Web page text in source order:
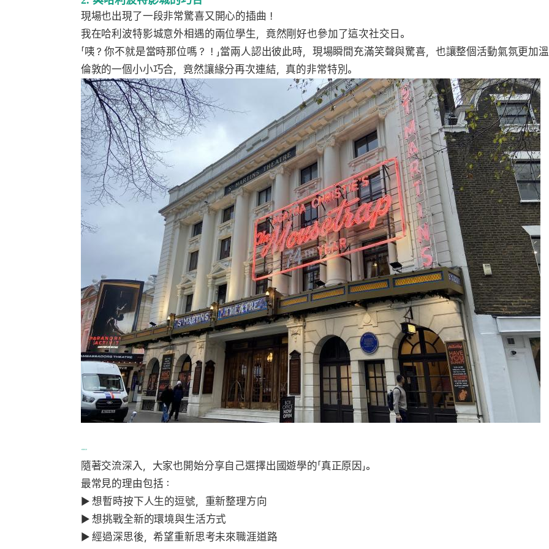
現場也出現了一段非常驚喜又開心的插曲！
我在哈利波特影城意外相遇的兩位學生，竟然剛好也參加了這次社交日。
「咦？你不就是當時那位嗎？！」當兩人認出彼此時，現場瞬間充滿笑聲與驚喜，也讓整個活動氣氛更加
倫敦的一個小小巧合，竟然讓緣分再次連結，真的非常特別。
隨著交流深入，大家也開始分享自己選擇出國遊學的「真正原因」。
最常見的理由包括：
▶ 想暫時按下人生的逗號，重新整理方向
▶ 想挑戰全新的環境與生活方式
▶ 經過深思後，希望重新思考未來職涯道路